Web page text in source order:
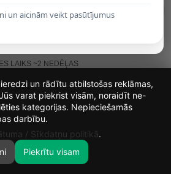
0
LAIKS ~2 NEDĒĻAS
un aicinām veikt pasūtījumus
25
MIN.
28
un rādītu atbilstošas reklāmas,
varat piekrist visām, noraidīt ne-
kategorijas. Nepieciešamās
darbību.
/ Sīkdatņu politikā.
Piekrītu visam